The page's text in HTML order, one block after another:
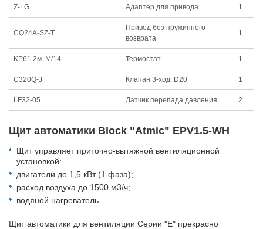
Z-LG Адаптер для привода 1
CQ24A-SZ-T
Привод без пружинного
возврата
1
KP61 2м. M/14 Термостат 1
C320Q-J Клапан 3-ход. D20 1
LF32-05 Датчик перепада давления 2
Щит автоматики Block "Atmic" EPV1.5-WH
Щит управляет приточно-вытяжной вентиляционной
установкой:
двигатели до 1,5 кВт (1 фаза);
расход воздуха до 1500 м3/ч;
водяной нагреватель.
Щит автоматики для вентиляции Серии "Е" прекрасно